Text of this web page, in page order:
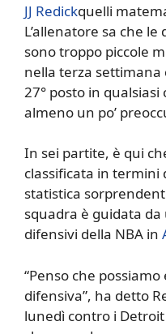
JJ Redickquelli
L’allenatore sa che
sono troppo piccole
nella terza settimana
27° posto in
almeno un po’
In sei partite, è qui
classificata in termini
statistica
squadra è guidata
difensivi della NBA in
“Penso che
difensiva”, ha detto
lunedì contro i Detroit